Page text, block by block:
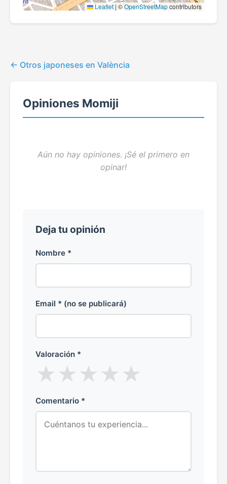
Leaflet | ©OpenStreetMapcontributors
Otros japoneses en València
Opiniones Momiji
Aún no hay opiniones. ¡Sé el primero en
opinar!
Deja tu opinión
Nombre *
Email * (no se publicará)
Valoración *
★
★
★
★
★
Comentario *